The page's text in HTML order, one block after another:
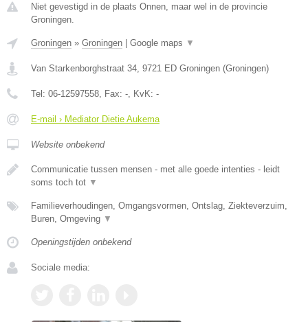
Niet gevestigd in de plaats Onnen, maar wel in de provincie
Groningen.
Groningen » Groningen | Google maps ▼
Van Starkenborghstraat 34 9721 ED Groningen (Groningen)
Tel: 06-12597558 , Fax: - , KvK: -
E-mail › Mediator Dietie Aukema
Website onbekend
Communicatie tussen mensen - met alle goede intenties - leidt
soms toch tot ▼
Familieverhoudingen, Omgangsvormen, Ontslag, Ziekteverzuim,
Buren, Omgeving ▼
Openingstijden onbekend
Sociale media: